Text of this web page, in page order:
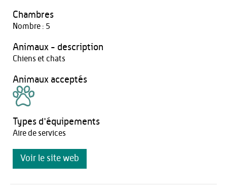
Chambres
Nombre : 5
Animaux - description
Chiens et chats
Animaux acceptés
Types d'équipements
Aire de services
Voir le site web